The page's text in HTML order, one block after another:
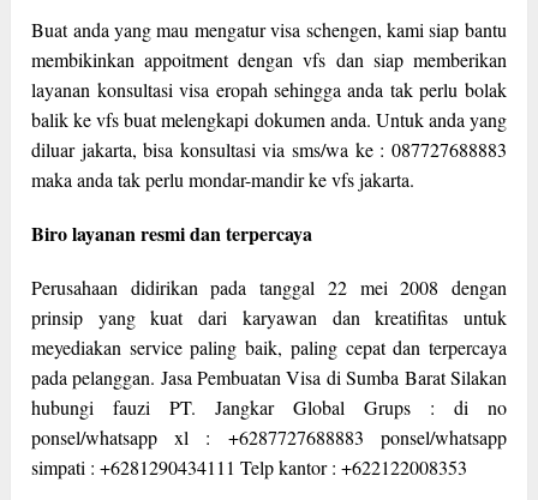
Buat anda yang mau mengatur visa schengen, kami siap bantu
membikinkan appoitment dengan vfs dan siap memberikan
layanan konsultasi visa eropah sehingga anda tak perlu bolak
balik ke vfs buat melengkapi dokumen anda. Untuk anda yang
diluar jakarta, bisa konsultasi via sms/wa ke : 087727688883
maka anda tak perlu mondar-mandir ke vfs jakarta.
Biro layanan resmi dan terpercaya
Perusahaan didirikan pada tanggal 22 mei 2008 dengan
prinsip yang kuat dari karyawan dan kreatifitas untuk
meyediakan service paling baik, paling cepat dan terpercaya
pada pelanggan. Jasa Pembuatan Visa di Sumba Barat Silakan
hubungi fauzi PT. Jangkar Global Grups : di no
ponsel/whatsapp xl : +6287727688883 ponsel/whatsapp
simpati : +6281290434111 Telp kantor : +622122008353